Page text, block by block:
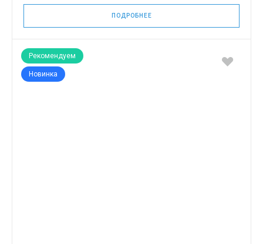
ПОДРОБНЕЕ
Рекомендуем
Новинка